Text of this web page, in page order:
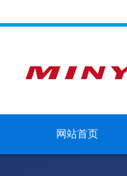
网站首页